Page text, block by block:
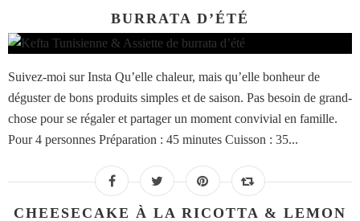
BURRATA D’ÉTÉ
Suivez-moi sur Insta Qu’elle chaleur, mais qu’elle bonheur de
déguster de bons produits simples et de saison. Pas besoin de grand-
chose pour se régaler et partager un moment convivial en famille.
Pour 4 personnes Préparation : 45 minutes Cuisson : 35...
CHEESECAKE À LA RICOTTA & LEMON